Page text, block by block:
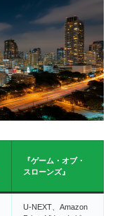
『ゲーム・オブ・
スローンズ』
U-NEXT、Amazon